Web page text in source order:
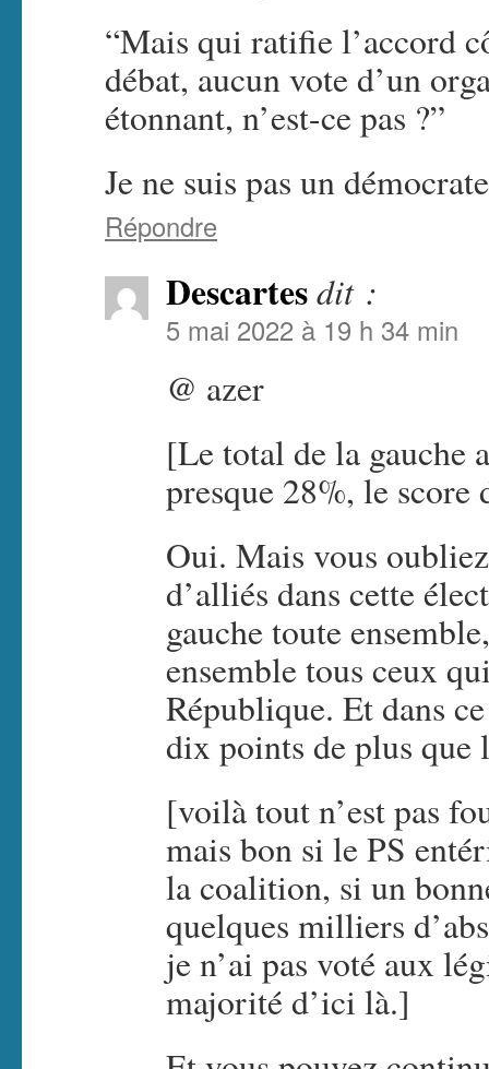
“Mais qui ratifie l’accord
débat, aucun vote d’un
étonnant, n’est-ce pas ?”
Je ne suis pas un
Répondre
Descartesdit :
5 mai 2022 à 19 h 34 min
@ azer
[Le total de la gauche
presque 28%, le score
Oui. Mais vous
d’alliés dans cette
gauche toute
ensemble tous ceux
République. Et dans
dix points de plus
[voilà tout n’est pas
mais bon si le PS
la coalition, si un
quelques milliers
je n’ai pas voté aux
majorité d’ici là.]